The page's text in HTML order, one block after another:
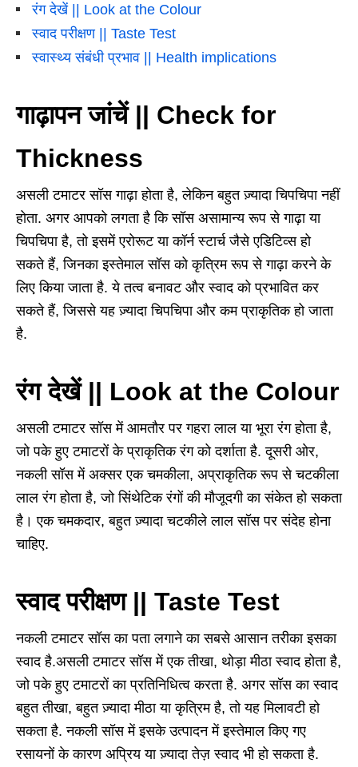
रंग देखें || Look at the Colour
स्वाद परीक्षण || Taste Test
स्वास्थ्य संबंधी प्रभाव || Health implications
गाढ़ापन जांचें || Check for
Thickness
असली टमाटर सॉस गाढ़ा होता है, लेकिन बहुत ज़्यादा चिपचिपा नहीं
होता. अगर आपको लगता है कि सॉस असामान्य रूप से गाढ़ा या
चिपचिपा है, तो इसमें एरोरूट या कॉर्न स्टार्च जैसे एडिटिव्स हो
सकते हैं, जिनका इस्तेमाल सॉस को कृत्रिम रूप से गाढ़ा करने के
लिए किया जाता है. ये तत्व बनावट और स्वाद को प्रभावित कर
सकते हैं, जिससे यह ज़्यादा चिपचिपा और कम प्राकृतिक हो जाता
है.
रंग देखें || Look at the Colour
असली टमाटर सॉस में आमतौर पर गहरा लाल या भूरा रंग होता है,
जो पके हुए टमाटरों के प्राकृतिक रंग को दर्शाता है. दूसरी ओर,
नकली सॉस में अक्सर एक चमकीला, अप्राकृतिक रूप से चटकीला
लाल रंग होता है, जो सिंथेटिक रंगों की मौजूदगी का संकेत हो सकता
है। एक चमकदार, बहुत ज़्यादा चटकीले लाल सॉस पर संदेह होना
चाहिए.
स्वाद परीक्षण || Taste Test
नकली टमाटर सॉस का पता लगाने का सबसे आसान तरीका इसका
स्वाद है.असली टमाटर सॉस में एक तीखा, थोड़ा मीठा स्वाद होता है,
जो पके हुए टमाटरों का प्रतिनिधित्व करता है. अगर सॉस का स्वाद
बहुत तीखा, बहुत ज़्यादा मीठा या कृत्रिम है, तो यह मिलावटी हो
सकता है. नकली सॉस में इसके उत्पादन में इस्तेमाल किए गए
रसायनों के कारण अप्रिय या ज़्यादा तेज़ स्वाद भी हो सकता है.